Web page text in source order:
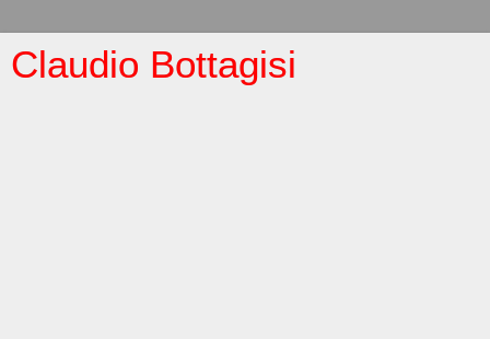
Claudio Bottagisi